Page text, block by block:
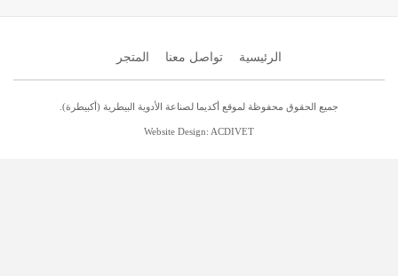
الرئيسية تواصل معنا المتجر
جميع الحقوق محفوظة لموقع أكديما لصناعة الأدوية البيطرية (أكبيطرة).
Website Design: ACDIVET